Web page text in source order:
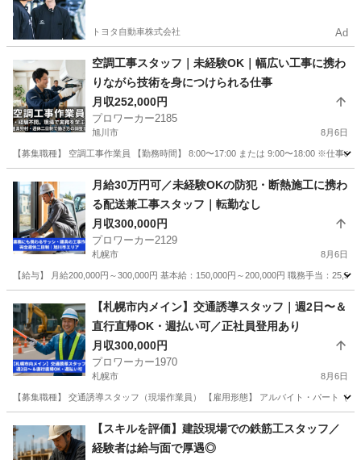
トヨタ自動車株式会社 Ad
空調工事スタッフ｜未経験OK｜幅広い工事に携わ
りながら技術を身につけられる仕事
月収252,000円
プロワーカー2185
旭川市 8月6日
【募集職種】 空調工事作業員 【勤務時間】 8:00〜17:00 または 9:00〜18:00 ※仕事
その他 業務
月給30万円可／未経験OKの防犯・断熱施工に携わ
る配送兼工事スタッフ｜転勤なし
月収300,000円
プロワーカー2129
札幌市 8月6日
【給与】 月給200,000円～300,000円 基本給：150,000円～200,000円 職務手当：
その他 未経験
【札幌市内メイン】交通誘導スタッフ｜週2日〜＆
直行直帰OK・週払い可／正社員登用あり
月収300,000円
プロワーカー1970
札幌市 8月6日
【募集職種】 交通誘導スタッフ（現場作業員） 【雇用形態】 アルバイト・パート（
その他 事務所
【スキルを評価】建設現場での鉄筋工スタッフ／
経験者は給与面で厚遇◎